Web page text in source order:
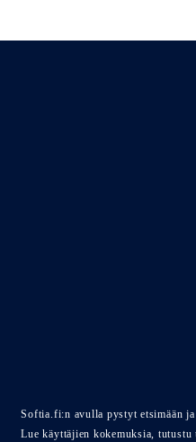
Softia.fi:n avulla pystyt etsimään
Lue käyttäjien kokemuksia,